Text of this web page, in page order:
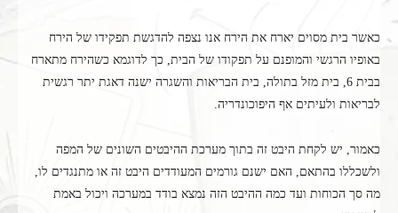
כאשר בית מסוים יארח את הירח אנו נצפה להדגשת תפקידו של הירח
באופיו הרגשי והמופנם על תפקודו של הבית, כך לדוגמא כשהירח מתארח
בבית 6, בית מזל בתולה, בית הבריאות והשגרה ישנה דאגת יתר רגשית
לבריאות ולעיתים אף היפוכונדריה.
כאמור, יש לקחת היבט זה בתוך מערכת ההיבטים השונים של המפה
ולשכללו בהתאם, האם ישנם גורמים המעודדים היבט זה או מתנגדים לו,
מה סך הכוחות ועד כמה ההיבט הזה נמצא בודד במערכה ויכול באמת